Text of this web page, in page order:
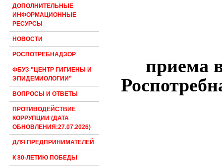
ДОПОЛНИТЕЛЬНЫЕ
ИНФОРМАЦИОННЫЕ
РЕСУРСЫ
НОВОСТИ
РОСПОТРЕБНАДЗОР
ФБУЗ "ЦЕНТР ГИГИЕНЫ И
ЭПИДЕМИОЛОГИИ"
ВОПРОСЫ И ОТВЕТЫ
ПРОТИВОДЕЙСТВИЕ
КОРРУПЦИИ (ДАТА
ОБНОВЛЕНИЯ:27.07.2026)
ДЛЯ ПРЕДПРИНИМАТЕЛЕЙ
К 80-ЛЕТИЮ ПОБЕДЫ
приема